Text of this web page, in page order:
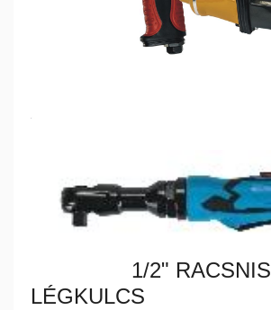
1/2" RACSNIS
LÉGKULCS